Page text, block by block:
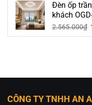
Đèn ốp
khách
2.565.000₫
CÔNG TY TNHH AN